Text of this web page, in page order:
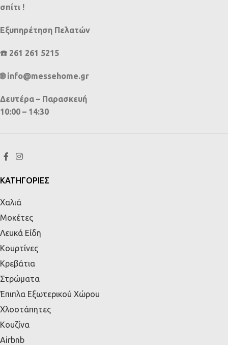
σπίτι !
Εξυπηρέτηση Πελατών
☎️ 261 261 5215
🌐 info@messehome.gr
Δευτέρα – Παρασκευή
10:00 – 14:30
ΚΑΤΗΓΟΡΙΕΣ
Χαλιά
Μοκέτες
Λευκά Είδη
Κουρτίνες
Κρεβάτια
Στρώματα
Έπιπλα Εξωτερικού Χώρου
Χλοοτάπητες
Κουζίνα
Airbnb